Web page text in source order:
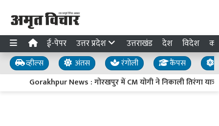
ई-पेपर उत्तर प्रदेश उत्तराखंड देश विदेश
व्हील्स अंतस रंगोली कैंपस
Gorakhpur News : गोरखपुर में CM योगी ने निकाली तिरंगा